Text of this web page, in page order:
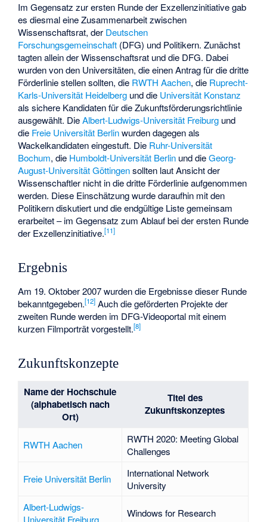
Im Gegensatz zur ersten Runde der Exzellenzinitiative gab
es diesmal eine Zusammenarbeit zwischen
Wissenschaftsrat, der Deutschen
Forschungsgemeinschaft (DFG) und Politikern. Zunächst
tagten allein der Wissenschaftsrat und die DFG. Dabei
wurden von den Universitäten, die einen Antrag für die dritte
Förderlinie stellen sollten, die RWTH Aachen, die Ruprecht-
Karls-Universität Heidelberg und die Universität Konstanz
als sichere Kandidaten für die Zukunftsförderungsrichtlinie
ausgewählt. DieAlbert-Ludwigs-Universität Freiburg und
die Freie Universität Berlinwurden dagegen als
Wackelkandidaten eingestuft. Die Ruhr-Universität
Bochum, die Humboldt-Universität Berlin und dieGeorg-
August-Universität Göttingensollten laut Ansicht der
Wissenschaftler nicht in die dritte Förderlinie aufgenommen
werden. Diese Einschätzung wurde daraufhin mit den
Politikern diskutiert und die endgültige Liste gemeinsam
erarbeitet – im Gegensatz zum Ablauf bei der ersten Runde
der Exzellenzinitiative.[11]
Ergebnis
Am 19. Oktober 2007 wurden die Ergebnisse dieser Runde
bekanntgegeben.[12] Auch die geförderten Projekte der
zweiten Runde werden im DFG-Videoportal mit einem
kurzen Filmporträt vorgestellt.[8]
Zukunftskonzepte
Name der Hochschule
(alphabetisch nach
Ort)
Titel des
Zukunftskonzeptes
RWTH Aachen
RWTH 2020: Meeting Global
Challenges
Freie Universität Berlin
International Network
University
Albert-Ludwigs-
Windows for Research